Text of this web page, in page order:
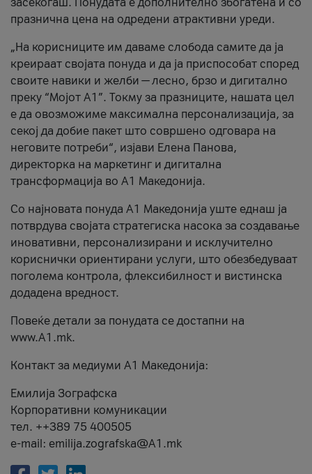
празнична цена на одредени атрактивни уреди.
„На корисниците им даваме слобода самите да ја
креираат својата понуда и да ја приспособат според
своите навики и желби — лесно, брзо и дигитално
преку “Мојот А1”. Токму за празниците, нашата цел
е да овозможиме максимална персонализација, за
секој да добие пакет што совршено одговара на
неговите потреби“, изјави Елена Панова,
директорка на маркетинг и дигитална
трансформација во А1 Македонија.
Со најновата понуда А1 Македонија уште еднаш ја
потврдува својата стратегиска насока за создавање
иновативни, персонализирани и исклучително
кориснички ориентирани услуги, што обезбедуваат
поголема контрола, флексибилност и вистинска
додадена вредност.
Повеќе детали за понудата се достапни на
www.А1.mk.
Контакт за медиуми А1 Македонија:
Емилија Зографска
Корпоративни комуникации
тел. ++389 75 400505
e-mail: emilija.zografska@A1.mk